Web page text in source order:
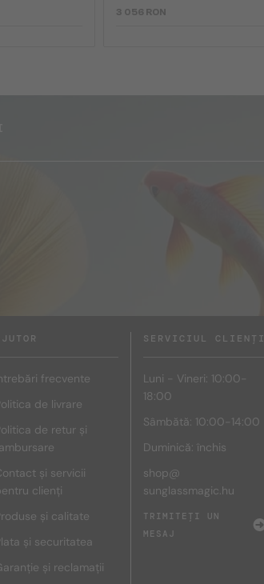
3 056 RON
frecvente
de livrare
de retur și
și servicii
clienți
și calitate
și securitatea
și reclamații
SERVICIUL CLIENȚI
Luni - Vineri: 10:00-
18:00
Sâmbătă: 10:00-14:00
Duminică: închis
shop@
sunglassmagic.hu
TRIMITEȚI UN
MESAJ